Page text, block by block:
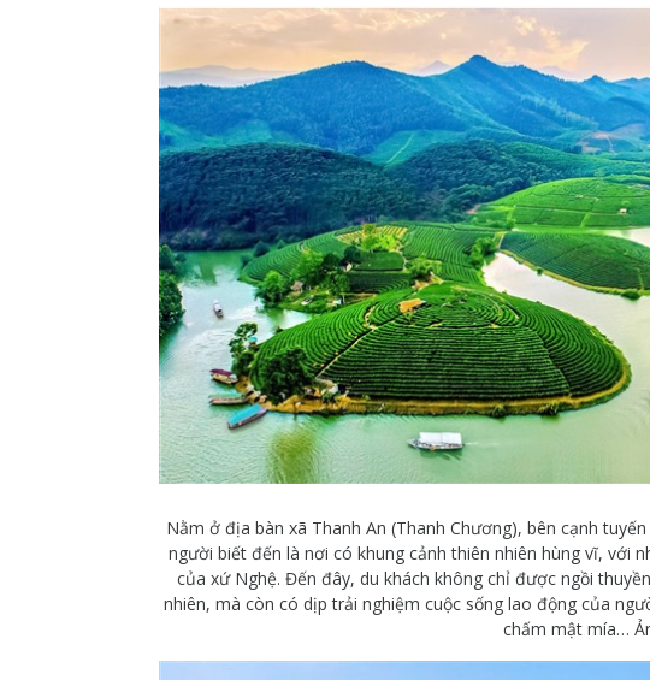
Nằm ở địa bàn xã Thanh An (Thanh Chương), bên cạnh
người biết đến là nơi có khung cảnh thiên nhiên hùng vĩ, với
của xứ Nghệ. Đến đây, du khách không chỉ được ngồi
nhiên, mà còn có dịp trải nghiệm cuộc sống lao động của
chấm mật mía…